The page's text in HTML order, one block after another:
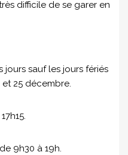
difficile de se garer en
jours sauf les jours fériés
et 25 décembre.
9h30 à 19h.